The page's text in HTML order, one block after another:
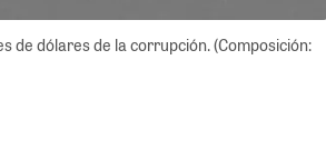
de dólares de la corrupción. (Composición: